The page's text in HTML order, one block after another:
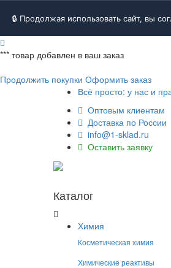
🔒 Продолжая использовать сайт, вы
*** товар добавлен в ваш заказ
Продолжить покупки Оформить заказ
Всё просто: у нас и
Оптовым клиентам
Доставка по России
info@1-sklad.ru
Оставить заявку
Каталог
Химия
Косметическая химия
Химические реактивы